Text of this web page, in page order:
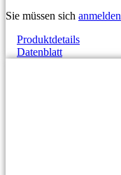
Sie müssen sich anmelden
Produktdetails
Datenblatt